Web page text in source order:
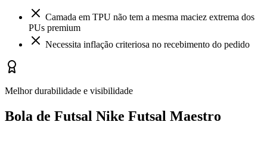
Camada em TPU não tem a mesma maciez extrema dos
PUs premium
Necessita inflação criteriosa no recebimento do pedido
Melhor durabilidade e visibilidade
Bola de Futsal Nike Futsal Maestro